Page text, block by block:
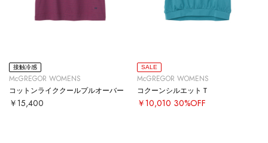
接触冷感
McGREGOR WOMENS
コットンライククールプルオーバー
￥15,400
SALE
McGREGOR WOMENS
コクーンシルエットＴ
￥10,010 30%OFF